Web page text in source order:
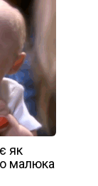
як
малюка